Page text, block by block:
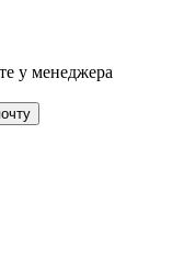
у менеджера